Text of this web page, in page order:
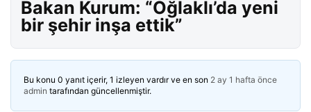
Bakan Kurum: “Oğlaklı’da yeni
bir şehir inşa ettik”
Bu konu 0 yanıt içerir, 1 izleyen vardır ve en son 2 ay 1 hafta önce
admin tarafından güncellenmiştir.